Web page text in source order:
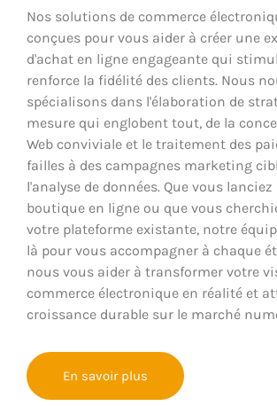
Nos solutions de commerce
conçues pour vous aider à créer une
d'achat en ligne engageante qui
renforce la fidélité des clients. Nous
spécialisons dans l'élaboration de
mesure qui englobent tout, de la
Web conviviale et le traitement des
failles à des campagnes marketing
l'analyse de données. Que vous
boutique en ligne ou que vous
votre plateforme existante, notre
là pour vous accompagner à chaque
nous vous aider à transformer votre
commerce électronique en réalité et
croissance durable sur le marché
En savoir plus